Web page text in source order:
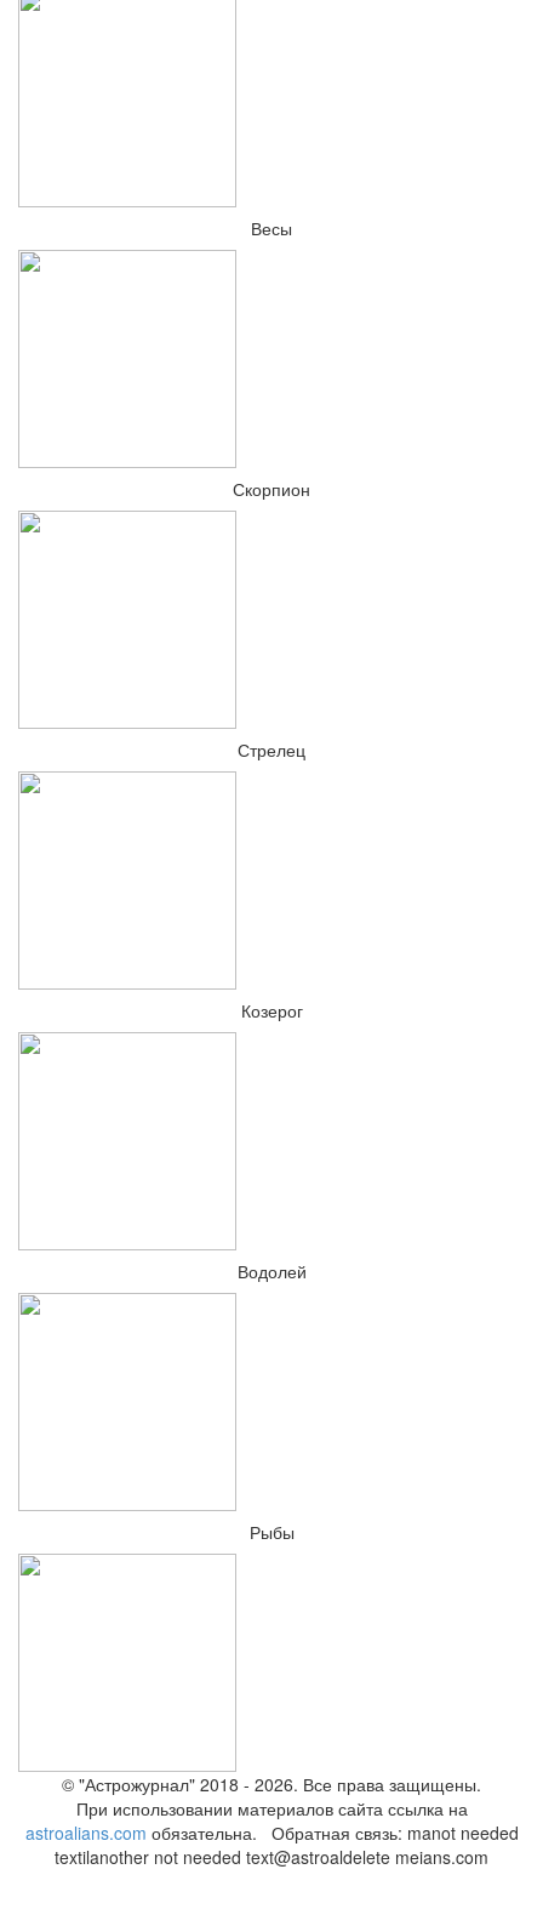
Весы
Скорпион
Стрелец
Козерог
Водолей
Рыбы
© "Астрожурнал" 2018 - 2026. Все права защищены.
При использовании материалов сайта ссылка на
astroalians.com обязательна. Обратная связь: manot needed
textilanother not needed text@astroaldelete meians.com